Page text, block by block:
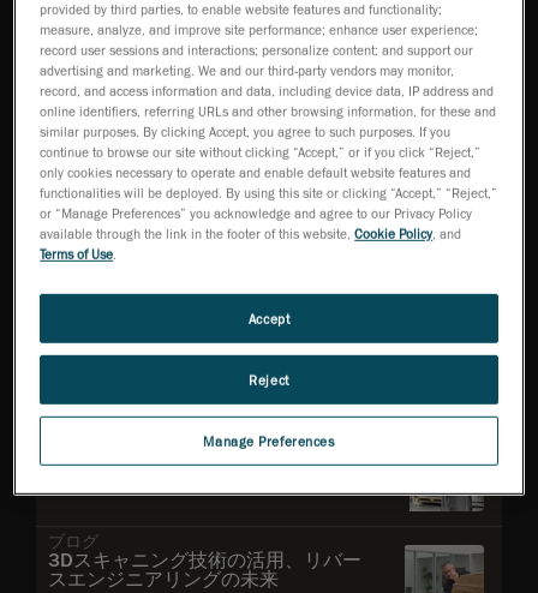
ブログ
The Difference Between Stated
Accuracy and Accredited Accuracy
もっと見る
最も閲覧された
ブログ
3Dスキャンで、自動製造への移行
をスムーズに
ブログ
3Dスキャナーによる初回製品検査を
改善、最適化、効率化する方法
ブログ
3Dスキャニング技術の活用、リバー
スエンジニアリングの未来
provided by third parties, to enable website features and functionality;
measure, analyze, and improve site performance; enhance user experience;
record user sessions and interactions; personalize content; and support our
advertising and marketing. We and our third-party vendors may monitor,
record, and access information and data, including device data, IP address and
online identifiers, referring URLs and other browsing information, for these and
similar purposes. By clicking Accept, you agree to such purposes. If you
continue to browse our site without clicking “Accept,” or if you click “Reject,”
only cookies necessary to operate and enable default website features and
functionalities will be deployed. By using this site or clicking “Accept,” “Reject,”
or “Manage Preferences” you acknowledge and agree to our Privacy Policy
available through the link in the footer of this website,Cookie Policy, and
Terms of Use.
Manage Preferences
Reject
Accept